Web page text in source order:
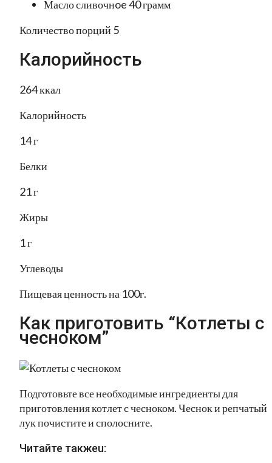
Масло сливочнoe 40 грамм
Количество порций 5
Калорийность
264 ккал
Калорийность
14 г
Белки
21 г
Жиры
1 г
Углеводы
Пищевая ценность на 100г.
Как приготовить “Котлеты с
чесноком”
Подготовьте все необходимые ингредиенты для
приготовления котлет с чесноком. Чеснок и репчатый
лук почистите и сполосните.
Читайте такжеu: